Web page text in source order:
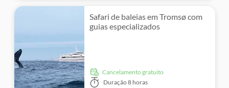
Safari de baleias em Tromsø com
guias especializados
Cancelamento gratuito
Duração8 horas